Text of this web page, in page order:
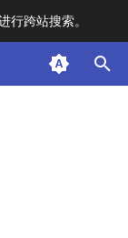
行跨站搜索。